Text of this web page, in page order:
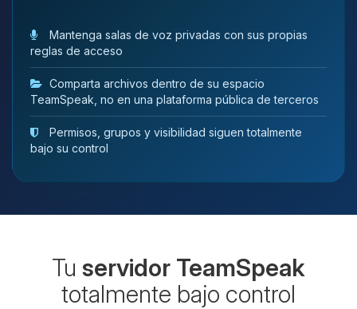
Mantenga salas de voz privadas con sus propias
reglas de acceso
Comparta archivos dentro de su espacio
TeamSpeak, no en una plataforma pública de terceros
Permisos, grupos y visibilidad siguen totalmente
bajo su control
Tu servidor TeamSpeak
totalmente bajo control